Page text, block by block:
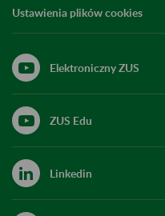
Ustawienia plików cookies
Elektroniczny ZUS
ZUS Edu
Linkedin